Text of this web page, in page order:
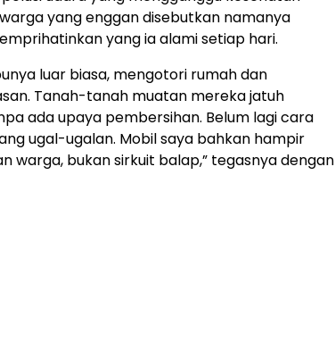
yang enggan disebutkan namanya
yang ia alami setiap hari.
luar biasa, mengotori rumah dan
Tanah-tanah muatan mereka jatuh
ada upaya pembersihan. Belum lagi cara
ugal-ugalan. Mobil saya bahkan hampir
warga, bukan sirkuit balap,” tegasnya dengan